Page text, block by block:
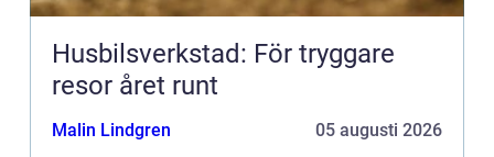
Husbilsverkstad: För tryggare
resor året runt
Malin Lindgren 05 augusti 2026